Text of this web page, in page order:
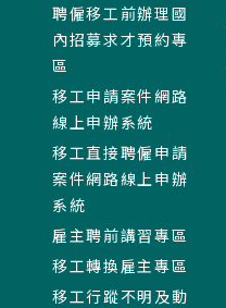
聘僱移工前辦理國
內招募求才預約專
區
移工申請案件網路
線上申辦系統
移工直接聘僱申請
案件網路線上申辦
系統
雇主聘前講習專區
移工轉換雇主專區
移工行蹤不明及動